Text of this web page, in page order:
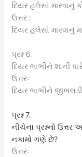
દિયર હલેસાં મારવાનું
ઉત્તર :
દિયર હલેસાં મારવાનું
પ્રશ્ન 6.
દિયર ભાભીને શાની
ઉત્તરઃ
દિયર ભાભીને
પ્રશ્ન 7.
નીચેના પ્રશ્નનો ઉત્તર
નકામો ગણે છે?
ઉત્તરઃ